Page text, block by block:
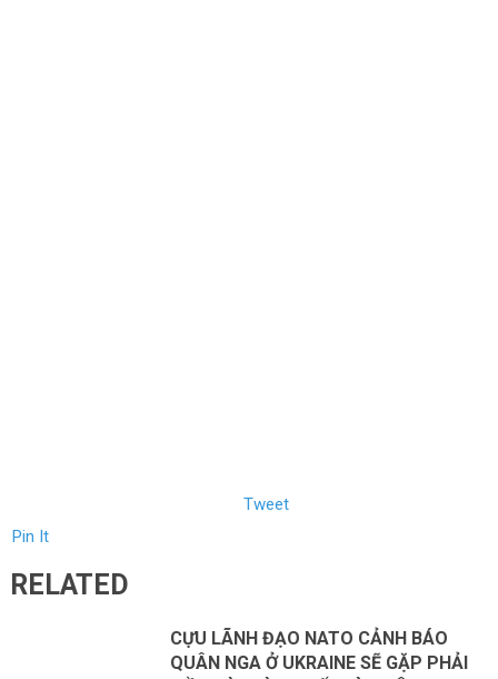
Tweet
Pin It
RELATED
CỰU LÃNH ĐẠO NATO CẢNH BÁO
QUÂN NGA Ở UKRAINE SẼ GẶP PHẢI